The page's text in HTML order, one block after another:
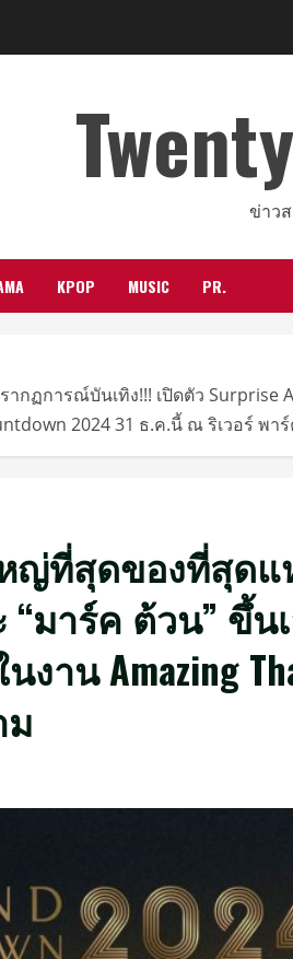
ข่าว
KPOP MUSIC PR.
ฏการณ์บันเทิง!!! เปิดตัว Surprise
2024 31 ธ.ค.นี้ ณ ริเวอร์ พ
ญ่ที่สุดของที่สุดแ
มาร์ค ต้วน” ขึ้น
าน Amazing